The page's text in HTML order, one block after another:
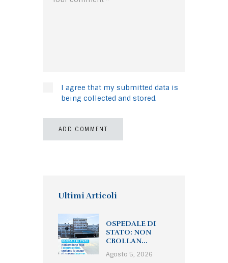
I agree that my submitted data is
being collected and stored.
Ultimi Articoli
OSPEDALE DI
STATO: NON
CROLLAN...
Agosto 5, 2026